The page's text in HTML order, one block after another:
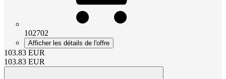
102702
Afficher les détails de l'offre
103.83 EUR
103.83 EUR